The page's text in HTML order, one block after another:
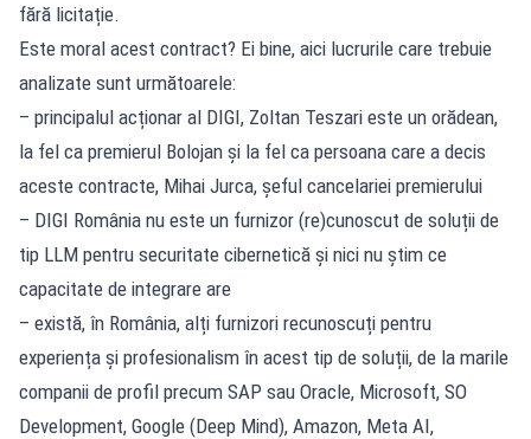
fără licitație.
Este moral acest contract? Ei bine, aici lucrurile care trebuie
analizate sunt următoarele:
– principalul acționar al DIGI, Zoltan Teszari este un orădean,
la fel ca premierul Bolojan și la fel ca persoana care a decis
aceste contracte, Mihai Jurca, șeful cancelariei premierului
– DIGI România nu este un furnizor (re)cunoscut de soluții de
tip LLM pentru securitate cibernetică și nici nu știm ce
capacitate de integrare are
– există, în România, alți furnizori recunoscuți pentru
experiența și profesionalism în acest tip de soluții, de la marile
companii de profil precum SAP sau Oracle, Microsoft, SO
Development, Google (Deep Mind), Amazon, Meta AI,